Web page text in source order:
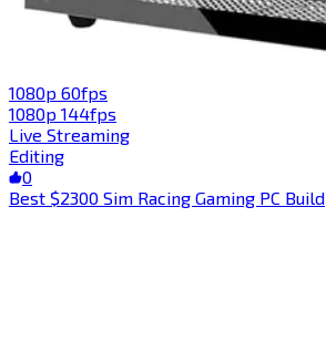
1080p 60fps​​​​‌ ‍ ​‍​‍‌‍ ‌ ​‍‌‍‍‌‌‍‌ ‌‍‍‌‌‍ ‍​‍​‍​ ‍‍​‍​‍‌ ​ ‌‍​‌‌‍ ‍‌‍‍‌‌ ‌​‌ ‍‌​‍ ‍‌‍‍‌‌‍ ​‍​‍​‍ ​​‍​‍‌‍‍​‌ ​‍‌‍‌‌‌‍‌‍​‍​‍​ ‍‍​‍​‍​‍ ‌‍​‌‌‍‌​‌‍ ‌‌‍‍‌‌‍ ‍​‍ ‌‍‍‌‌‍ ‍‌ ‌​‌‍‌‌‌‍ ‍‌ ‌​​‍ ‌‍‌‌‌‍‌​‌‍‍‌‌ ‌​​‍ ‌‍ ‌‌‍ ‌‍‌​‌‍‌‌​ ‌‌ ​​‌ ​‍‌‍‌‌‌ ​ ‌‍‌‌‌‍ ‍‌ ‌​‌‍​‌‌ ‌​‌‍‍‌‌‍ ‌‍ ‍​ ‍ ‌‍‍‌‌‍‌​​ ‌‌‍‌‌​ ​‍​ ‌‍​ ‌​‌‍‌‌‌‍​‌​ ‌‍​ ​‍​‍ ‌​ ‌​‌‍‌‍​ ​​‌‍‌‌​‍ ‌​ ‌​‌‍‌‌​ ​​​ ‍‌​‍ ‌​ ‍‌​ ‍‌‌‍​‌​ ‌ ​‍ ‌​ ‌ ‌‍​‌​ ‌‌​ ‌ ​ ‌‍​ ​‌​ ​‍‌‍​‍‌‍​‌​ ​​​ ​​​ ​‌​ ‍ ‌ ‌​‌ ‍‌‌ ​​‌‍‌‌​ ‌‌ ​​‌‍‌‌‌ ​‍‌‍‌‍‌‍ ‌ ​‍‌‍ ‌‌‍​‌‌‍ ‍‌‍​ ‌‍‌‌​ ‍ ‌ ​​‌‍​‌‌ ‌​‌‍‍​​ ‌‌‍ ‍‌‍​‌‌‍ ‌‌‍‌‌​ ‌‍​‍‌‍​‌‌ ​ ‌‍‌‌‌‌‌‌‌ ​‍‌‍ ​​ ‌​‍‌‌​ ​‍‌​‌‍‌‍​‌‌‍‌​‌‍ ‌‌‍‍‌‌‍ ‍​‍‌‍‌‍‍‌‌‍‌​​ ‌‌‍‌‌​ ​‍​ ‌‍​ ‌​‌‍‌‌‌‍​‌​ ‌‍​ ​‍​‍ ‌​ ‌​‌‍‌‍​ ​​‌‍‌‌​‍ ‌​ ‌​‌‍‌‌​ ​​​ ‍‌​‍ ‌​ ‍‌​ ‍‌‌‍​‌​ ‌ ​‍ ‌​ ‌ ‌‍​‌​ ‌‌​ ‌ ​ ‌‍​ ​‌​ ​‍‌‍​‍‌‍​‌​ ​​​ ​​​ ​‌​‍‌‍‌ ‌​‌ ‍‌‌ ​​‌‍‌‌​ ‌‌ ​​‌‍‌‌‌ ​‍‌‍‌‍‌‍ ‌ ​‍‌‍ ‌‌‍​‌‌‍ ‍‌‍​ ‌‍‌‌​‍‌‍‌ ​​‌‍​‌‌ ‌​‌‍‍​​ ‌‌‍ ‍‌‍​‌‌‍ ‌‌‍‌‌​‍‌‍‌ ​​‌‍‌‌‌ ​‍‌ ​ ‌ ​​‌‍‌‌‌‍​ ‌ ‌​‌‍‍‌‌ ‌‍‌‍‌‌​ ‌‌ ​​‌ ‌‌‌‍​‍‌‍ ​‌‍‍‌‌ ​ ‌‍‍​‌‍‌‌‌‍‌​​‍​‍‌ ‌
1080p 144fps​​​​‌ ‍ ​‍​‍‌‍ ‌ ​‍‌‍‍‌‌‍‌ ‌‍‍‌‌‍ ‍​‍​‍​ ‍‍​‍​‍‌ ​ ‌‍​‌‌‍ ‍‌‍‍‌‌ ‌​‌ ‍‌​‍ ‍‌‍‍‌‌‍ ​‍​‍​‍ ​​‍​‍‌‍‍​‌ ​‍‌‍‌‌‌‍‌‍​‍​‍​ ‍‍​‍​‍​‍ ‌‍​‌‌‍‌​‌‍ ‌‌‍‍‌‌‍ ‍​‍ ‌‍‍‌‌‍ ‍‌ ‌​‌‍‌‌‌‍ ‍‌ ‌​​‍ ‌‍‌‌‌‍‌​‌‍‍‌‌ ‌​​‍ ‌‍ ‌‌‍ ‌‍‌​‌‍‌‌​ ‌‌ ​​‌ ​‍‌‍‌‌‌ ​ ‌‍‌‌‌‍ ‍‌ ‌​‌‍​‌‌ ‌​‌‍‍‌‌‍ ‌‍ ‍​ ‍ ‌‍‍‌‌‍‌​​ ‌​ ‍‌​ ​​​ ‌‌​ ‌‌​ ‍​​ ‌‍‌‍‌​​ ‌​​‍ ‌‌‍‌​​ ‍​‌‍‌‌‌‍‌​​‍ ‌​ ‌​​ ​‍‌‍​‌‌‍‌‍​‍ ‌‌‍​‍​ ‌​‌‍‌​‌‍‌‌​‍ ‌‌‍​‍​ ‍​‌‍‌​​ ‌‍‌‍‌‌​ ‌‌​ ​​‌‍​‌​ ​​​ ‍​​ ​ ​ ‌​​ ‍ ‌ ‌​‌ ‍‌‌ ​​‌‍‌‌​ ‌‌ ​​‌‍‌‌‌ ​‍‌‍‌‍‌‍ ‌ ​‍‌‍ ‌‌‍​‌‌‍ ‍‌‍​ ‌‍‌‌​ ‍ ‌ ​​‌‍​‌‌ ‌​‌‍‍​​ ‌‌‍ ‍‌‍​‌‌‍ ‌‌‍‌‌​ ‌‍​‍‌‍​‌‌ ​ ‌‍‌‌‌‌‌‌‌ ​‍‌‍ ​​ ‌​‍‌‌​ ​‍‌​‌‍‌‍​‌‌‍‌​‌‍ ‌‌‍‍‌‌‍ ‍​‍‌‍‌‍‍‌‌‍‌​​ ‌​ ‍‌​ ​​​ ‌‌​ ‌‌​ ‍​​ ‌‍‌‍‌​​ ‌​​‍ ‌‌‍‌​​ ‍​‌‍‌‌‌‍‌​​‍ ‌​ ‌​​ ​‍‌‍​‌‌‍‌‍​‍ ‌‌‍​‍​ ‌​‌‍‌​‌‍‌‌​‍ ‌‌‍​‍​ ‍​‌‍‌​​ ‌‍‌‍‌‌​ ‌‌​ ​​‌‍​‌​ ​​​ ‍​​ ​ ​ ‌​​‍‌‍‌ ‌​‌ ‍‌‌ ​​‌‍‌‌​ ‌‌ ​​‌‍‌‌‌ ​‍‌‍‌‍‌‍ ‌ ​‍‌‍ ‌‌‍​‌‌‍ ‍‌‍​ ‌‍‌‌​‍‌‍‌ ​​‌‍​‌‌ ‌​‌‍‍​​ ‌‌‍ ‍‌‍​‌‌‍ ‌‌‍‌‌​‍‌‍‌ ​​‌‍‌‌‌ ​‍‌ ​ ‌ ​​‌‍‌‌‌‍​ ‌ ‌​‌‍‍‌‌ ‌‍‌‍‌‌​ ‌‌ ​​‌ ‌‌‌‍​‍‌‍ ​‌‍‍‌‌ ​ ‌‍‍​‌‍‌‌‌‍‌​​‍​‍‌ ‌
Live Streaming​​​​‌ ‍ ​‍​‍‌‍ ‌ ​‍‌‍‍‌‌‍‌ ‌‍‍‌‌‍ ‍​‍​‍​ ‍‍​‍​‍‌ ​ ‌‍​‌‌‍ ‍‌‍‍‌‌ ‌​‌ ‍‌​‍ ‍‌‍‍‌‌‍ ​‍​‍​‍ ​​‍​‍‌‍‍​‌ ​‍‌‍‌‌‌‍‌‍​‍​‍​ ‍‍​‍​‍​‍ ‌‍​‌‌‍‌​‌‍ ‌‌‍‍‌‌‍ ‍​‍ ‌‍‍‌‌‍ ‍‌ ‌​‌‍‌‌‌‍ ‍‌ ‌​​‍ ‌‍‌‌‌‍‌​‌‍‍‌‌ ‌​​‍ ‌‍ ‌‌‍ ‌‍‌​‌‍‌‌​ ‌‌ ​​‌ ​‍‌‍‌‌‌ ​ ‌‍‌‌‌‍ ‍‌ ‌​‌‍​‌‌ ‌​‌‍‍‌‌‍ ‌‍ ‍​ ‍ ‌‍‍‌‌‍‌​​ ‌​ ​‌‌‍​‍​ ‌‍‌‍​‌‌‍​ ​ ​‌‌‍​‍​ ​‍​‍ ‌‌‍‌​​ ‌ ​ ‍​​ ‌‍​‍ ‌​ ‌​​ ‍​‌‍‌‌​ ‍‌​‍ ‌‌‍​‍​ ​‌‌‍‌‌‌‍‌​​‍ ‌​ ​​‌‍​‍​ ‍‌​ ‌ ‌‍​‍‌‍‌​​ ‌ ​ ‌ ​ ​‌‌‍‌​​ ​​‌‍‌​​ ‍ ‌ ‌​‌ ‍‌‌ ​​‌‍‌‌​ ‌‌ ‌​‌‍​‌‌‍‌ ​ ‍ ‌ ​​‌‍​‌‌ ‌​‌‍‍​​ ‌‌‍ ‍‌‍​‌‌‍ ‌‌‍‌‌​ ‌‍​‍‌‍​‌‌ ​ ‌‍‌‌‌‌‌‌‌ ​‍‌‍ ​​ ‌​‍‌‌​ ​‍‌​‌‍‌‍​‌‌‍‌​‌‍ ‌‌‍‍‌‌‍ ‍​‍‌‍‌‍‍‌‌‍‌​​ ‌​ ​‌‌‍​‍​ ‌‍‌‍​‌‌‍​ ​ ​‌‌‍​‍​ ​‍​‍ ‌‌‍‌​​ ‌ ​ ‍​​ ‌‍​‍ ‌​ ‌​​ ‍​‌‍‌‌​ ‍‌​‍ ‌‌‍​‍​ ​‌‌‍‌‌‌‍‌​​‍ ‌​ ​​‌‍​‍​ ‍‌​ ‌ ‌‍​‍‌‍‌​​ ‌ ​ ‌ ​ ​‌‌‍‌​​ ​​‌‍‌​​‍‌‍‌ ‌​‌ ‍‌‌ ​​‌‍‌‌​ ‌‌ ‌​‌‍​‌‌‍‌ ​‍‌‍‌ ​​‌‍​‌‌ ‌​‌‍‍​​ ‌‌‍ ‍‌‍​‌‌‍ ‌‌‍‌‌​‍‌‍‌ ​​‌‍‌‌‌ ​‍‌ ​ ‌ ​​‌‍‌‌‌‍​ ‌ ‌​‌‍‍‌‌ ‌‍‌‍‌‌​ ‌‌ ​​‌ ‌‌‌‍​‍‌‍ ​‌‍‍‌‌ ​ ‌‍‍​‌‍‌‌‌‍‌​​‍​‍‌ ‌
Editing​​​​‌ ‍ ​‍​‍‌‍ ‌ ​‍‌‍‍‌‌‍‌ ‌‍‍‌‌‍ ‍​‍​‍​ ‍‍​‍​‍‌ ​ ‌‍​‌‌‍ ‍‌‍‍‌‌ ‌​‌ ‍‌​‍ ‍‌‍‍‌‌‍ ​‍​‍​‍ ​​‍​‍‌‍‍​‌ ​‍‌‍‌‌‌‍‌‍​‍​‍​ ‍‍​‍​‍​‍ ‌‍​‌‌‍‌​‌‍ ‌‌‍‍‌‌‍ ‍​‍ ‌‍‍‌‌‍ ‍‌ ‌​‌‍‌‌‌‍ ‍‌ ‌​​‍ ‌‍‌‌‌‍‌​‌‍‍‌‌ ‌​​‍ ‌‍ ‌‌‍ ‌‍‌​‌‍‌‌​ ‌‌ ​​‌ ​‍‌‍‌‌‌ ​ ‌‍‌‌‌‍ ‍‌ ‌​‌‍​‌‌ ‌​‌‍‍‌‌‍ ‌‍ ‍​ ‍ ‌‍‍‌‌‍‌​​ ‌‌‍‌​​ ‌ ‌‍​‍‌‍‌​​ ​‌‌‍​ ​ ‌‍​ ‌​​‍ ‌​ ​‍​ ‌ ​ ‌​​ ‍‌​‍ ‌​ ‌​​ ​‍​ ​ ​ ‍‌​‍ ‌​ ‍​​ ​​​ ‌​‌‍‌‍​‍ ‌​ ‌‍‌‍‌‍‌‍​ ​ ‌‌​ ‌‌‌‍‌​​ ​‌​ ‌ ‌‍​‍‌‍​‍‌‍‌‌​ ​‌​ ‍ ‌ ‌​‌ ‍‌‌ ​​‌‍‌‌​ ‌‌ ‌​‌‍​‌‌‍‌ ​ ‍ ‌ ​​‌‍​‌‌ ‌​‌‍‍​​ ‌‌‍ ‍‌‍​‌‌‍ ‌‌‍‌‌​ ‌‍​‍‌‍​‌‌ ​ ‌‍‌‌‌‌‌‌‌ ​‍‌‍ ​​ ‌​‍‌‌​ ​‍‌​‌‍‌‍​‌‌‍‌​‌‍ ‌‌‍‍‌‌‍ ‍​‍‌‍‌‍‍‌‌‍‌​​ ‌‌‍‌​​ ‌ ‌‍​‍‌‍‌​​ ​‌‌‍​ ​ ‌‍​ ‌​​‍ ‌​ ​‍​ ‌ ​ ‌​​ ‍‌​‍ ‌​ ‌​​ ​‍​ ​ ​ ‍‌​‍ ‌​ ‍​​ ​​​ ‌​‌‍‌‍​‍ ‌​ ‌‍‌‍‌‍‌‍​ ​ ‌‌​ ‌‌‌‍‌​​ ​‌​ ‌ ‌‍​‍‌‍​‍‌‍‌‌​ ​‌​‍‌‍‌ ‌​‌ ‍‌‌ ​​‌‍‌‌​ ‌‌ ‌​‌‍​‌‌‍‌ ​‍‌‍‌ ​​‌‍​‌‌ ‌​‌‍‍​​ ‌‌‍ ‍‌‍​‌‌‍ ‌‌‍‌‌​‍‌‍‌ ​​‌‍‌‌‌ ​‍‌ ​ ‌ ​​‌‍‌‌‌‍​ ‌ ‌​‌‍‍‌‌ ‌‍‌‍‌‌​ ‌‌ ​​‌ ‌‌‌‍​‍‌‍ ​‌‍‍‌‌ ​ ‌‍‍​‌‍‌‌‌‍‌​​‍​‍‌ ‌
0
Best $2300 Sim Racing Gaming PC Build​​​​‌ ‍ ​‍​‍‌‍ ‌ ​‍‌‍‍‌‌‍‌ ‌‍‍‌‌‍ ‍​‍​‍​ ‍‍​‍​‍‌ ​ ‌‍​‌‌‍ ‍‌‍‍‌‌ ‌​‌ ‍‌​‍ ‍‌‍‍‌‌‍ ​‍​‍​‍ ​​‍​‍‌‍‍​‌ ​‍‌‍‌‌‌‍‌‍​‍​‍​ ‍‍​‍​‍​‍ ‌‍​‌‌‍‌​‌‍ ‌‌‍‍‌‌‍ ‍​‍ ‌‍‍‌‌‍ ‍‌ ‌​‌‍‌‌‌‍ ‍‌ ‌​​‍ ‌‍‌‌‌‍‌​‌‍‍‌‌ ‌​​‍ ‌‍ ‌‌‍ ‌‍‌​‌‍‌‌​ ‌‌ ​​‌ ​‍‌‍‌‌‌ ​ ‌‍‌‌‌‍ ‍‌ ‌​‌‍​‌‌ ‌​‌‍‍‌‌‍ ‌‍ ‍​ ‍ ‌‍‍‌‌‍‌​​ ‌​ ‌​​ ​​​ ​‍​ ‍​‌‍​ ​ ‌‍​ ‌‍‌‍​‍​‍ ‌‌‍​‌​ ‌‌​ ‌ ‌‍‌‌​‍ ‌​ ‌​​ ‌‍​ ‌‍​ ​‌​‍ ‌​ ‍​‌‍​‍​ ‍‌​ ‍​​‍ ‌‌‍​‍​ ‍​​ ‍​‌‍‌‍​ ​ ​ ​​​ ​​​ ‍​​ ‌​​ ​​‌‍​ ​ ‍​​ ‍ ‌ ‌​‌ ‍‌‌ ​​‌‍‌‌​ ‌‌‍​‍‌ ‌‌‌‍‍‌‌‍ ​‌‍‌​​ ‍ ‌ ​​‌‍​‌‌ ‌​‌‍‍​​ ‌‌‍‍‌​ ​‌​ ‍​‌‍ ‍‌‌ ‌‍ ‍‌‍​‌‌‍ ‌‌‍‌‌​‍‌‌​ ‌‌‌​​‍‌‌ ‌‍‍ ‌‍‌‌‌ ‍‌​‍‌‌​ ​ ‌​‌​​‍‌‌​ ​ ‌​‌​​‍‌‌​ ​‍​ ​‍‌‍‌‌‌‍ ‍​‍‌‌​ ​‍​ ​‍​‍‌‌​ ‌‌‌​‌​​‍ ‍‌ ‌‍‌‍​‌‌‍ ​‌ ‌‌‌‍‌‌​ ‌‍​‍‌‍​‌‌ ​ ‌‍‌‌‌‌‌‌‌ ​‍‌‍ ​​ ‌​‍‌‌​ ​‍‌​‌‍‌‍​‌‌‍‌​‌‍ ‌‌‍‍‌‌‍ ‍​‍‌‍‌‍‍‌‌‍‌​​ ‌​ ‌​​ ​​​ ​‍​ ‍​‌‍​ ​ ‌‍​ ‌‍‌‍​‍​‍ ‌‌‍​‌​ ‌‌​ ‌ ‌‍‌‌​‍ ‌​ ‌​​ ‌‍​ ‌‍​ ​‌​‍ ‌​ ‍​‌‍​‍​ ‍‌​ ‍​​‍ ‌‌‍​‍​ ‍​​ ‍​‌‍‌‍​ ​ ​ ​​​ ​​​ ‍​​ ‌​​ ​​‌‍​ ​ ‍​​‍‌‍‌ ‌​‌ ‍‌‌ ​​‌‍‌‌​ ‌‌‍​‍‌ ‌‌‌‍‍‌‌‍ ​‌‍‌​​‍‌‍‌ ​​‌‍​‌‌ ‌​‌‍‍​​ ‌‌‍‍‌​ ​‌​ ‍​‌‍ ‍‌‌ ‌‍ ‍‌‍​‌‌‍ ‌‌‍‌‌​‍‌‌​ ‌‌‌​​‍‌‌ ‌‍‍ ‌‍‌‌‌ ‍‌​‍‌‌​ ​ ‌​‌​​‍‌‌​ ​ ‌​‌​​‍‌‌​ ​‍​ ​‍‌‍‌‌‌‍ ‍​‍‌‌​ ​‍​ ​‍​‍‌‌​ ‌‌‌​‌​​‍ ‍‌ ‌‍‌‍​‌‌‍ ​‌ ‌‌‌‍‌‌​‍‌‍‌ ​​‌‍‌‌‌ ​‍‌ ​ ‌ ​​‌‍‌‌‌‍​ ‌ ‌​‌‍‍‌‌ ‌‍‌‍‌‌​ ‌‌ ​​‌ ‌‌‌‍​‍‌‍ ​‌‍‍‌‌ ​ ‌‍‍​‌‍‌‌‌‍‌​​‍​‍‌ ‌